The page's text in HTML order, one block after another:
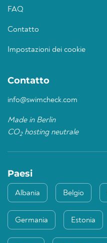
FAQ
Contatto
Impostazioni dei cookie
Contatto
info@swimcheck.com
Made in Berlin
CO2hosting neutrale
Paesi
Albania Belgio
Germania Estonia